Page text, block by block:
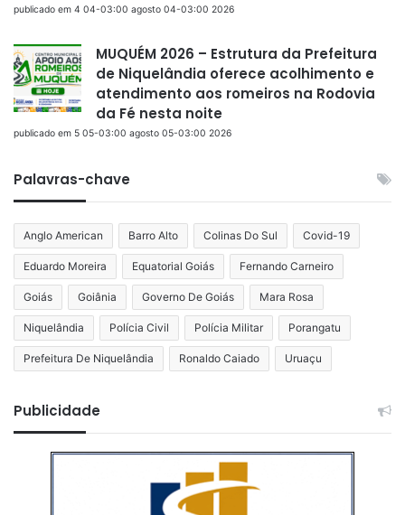
publicado em 4 04-03:00 agosto 04-03:00 2026
MUQUÉM 2026 – Estrutura da Prefeitura
de Niquelândia oferece acolhimento e
atendimento aos romeiros na Rodovia
da Fé nesta noite
publicado em 5 05-03:00 agosto 05-03:00 2026
Palavras-chave
Anglo American Barro Alto Colinas Do Sul Covid-19
Eduardo Moreira Equatorial Goiás Fernando Carneiro
Goiás Goiânia Governo De Goiás Mara Rosa
Niquelândia Polícia Civil Polícia Militar Porangatu
Prefeitura De Niquelândia Ronaldo Caiado Uruaçu
Publicidade